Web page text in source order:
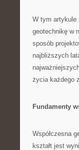
W tym artykule
geotechnikę w
sposób
najbliższych
życia każdego
Fundamenty
Współczesna
kształt jest